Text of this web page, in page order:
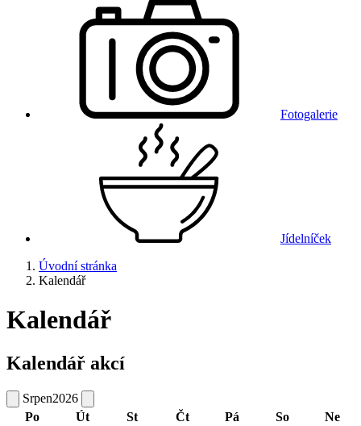
Fotogalerie
Jídelníček
Úvodní stránka
Kalendář
Kalendář
Kalendář akcí
Srpen2026
Po
Út St Čt Pá So
Ne